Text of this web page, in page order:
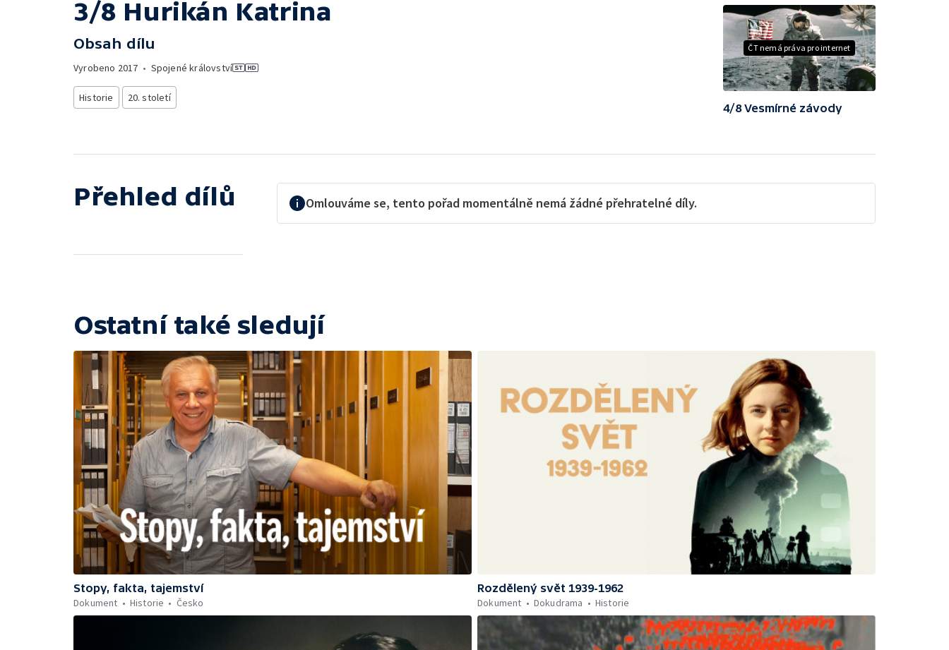
3/8 Hurikán Katrina
Obsah dílu
Vyrobeno 2017 • Spojené království
Historie 20. století
ČT nemá práva pro internet
4/8 Vesmírné závody
Přehled dílů Omlouváme se, tento pořad momentálně nemá žádné přehratelné díly.
Ostatní také sledují
Stopy, fakta, tajemství
Dokument
Historie Česko
Rozdělený svět 1939-1962
Dokument
Dokudrama Historie